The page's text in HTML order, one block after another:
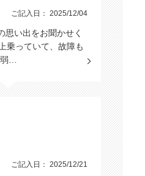
ご記入日： 2025/12/04
思い出をお聞かせく
乗っていて、故障も
…
ご記入日： 2025/12/21